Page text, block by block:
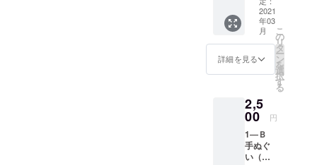
送り先
のご住
所、
メール
スを必
ず明記
ロジェ
クト終
了後お
手元に
「レト
をお送
りしま
す。プ
ロジェ
了２ヶ
月後、
来上が
り次
料込み
でお届
しま
ルト引
換券
（有効
期限：
2021年
付き）
１０枚
ピロシ
キ セッ
ト（５
レー
味》（3
個入
り） 内
容：レ
食事券
10000
円分
（使用
期限：
2021年
フ・レ
トルト
引換券
２枚＋
オリジ
ナルマ
ト
シカ手
ぬぐい
（ピン
ク）１
枚 内
容：オ
2021
年03
月
詳細を見る
こ
の
リ
タ
ー
ン
を
選
択
す
る
2,5
00 円
1―Ｂ
手ぬぐ
い（ブ